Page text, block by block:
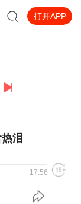
打开APP
泪
17:56